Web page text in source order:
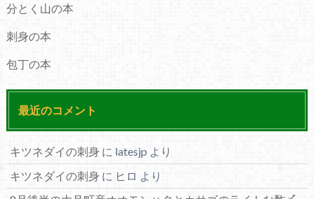
分とく山の本
刺身の本
包丁の本
最近のコメント
キツネダイの刺身 に latesjpより
キツネダイの刺身 に ヒロ より